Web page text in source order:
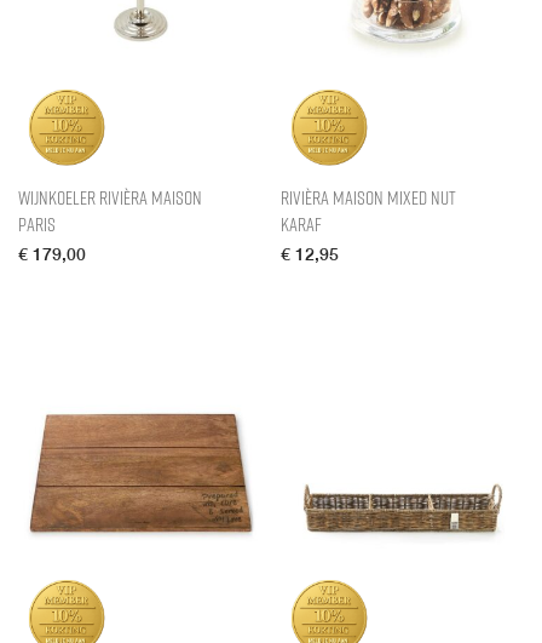
Wijnkoeler Rivièra Maison
Paris
€ 179,00
Rivièra Maison Mixed Nut
Karaf
€ 12,95